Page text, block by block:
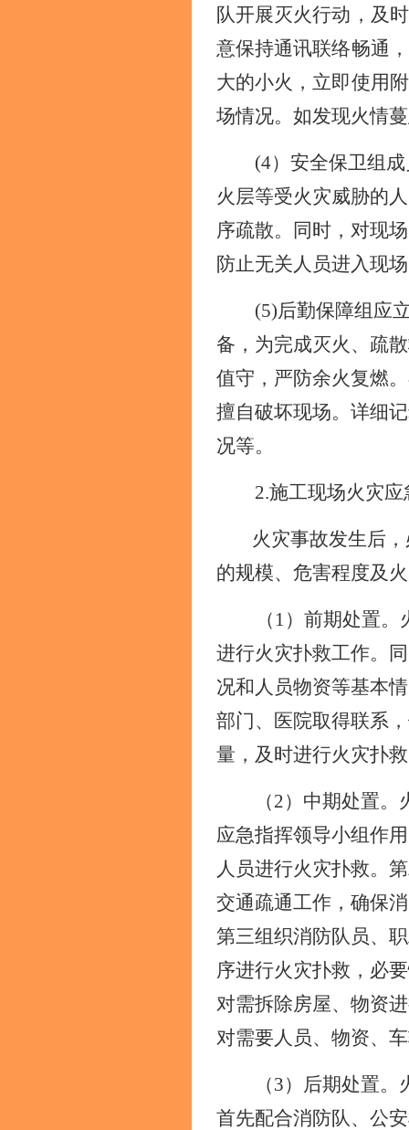
队开展灭火行动，及
意保持通讯联络畅通
大的小火，立即使用
场情况。如发现火情
(4）安全保卫组
火层等受火灾威胁的
序疏散。同时，对现
防止无关人员进入现
(5)后勤保障组应
备，为完成灭火、疏
值守，严防余火复燃
擅自破坏现场。详细
况等。
2.施工现场火灾
火灾事故发生后
的规模、危害程度及
（ 1）前期处置。
进行火灾扑救工作。
况和人员物资等基本
部门、医院取得联系
量，及时进行火灾扑
（2）中期处置。
应急指挥领导小组作
人员进行火灾扑救。
交通疏通工作，确保
第三组织消防队员、
序进行火灾扑救，必
对需拆除房屋、物资
对需要人员、物资、
（3）后期处置。
首先配合消防队、公